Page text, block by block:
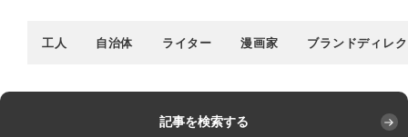
工人 自治体 ライター 漫画家 ブランドディレ
記事を検索する